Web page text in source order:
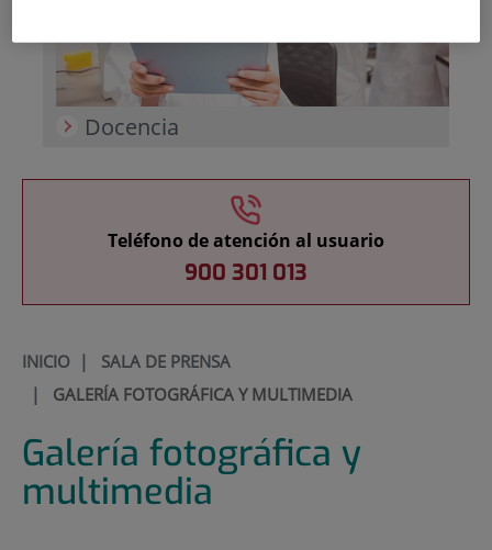
Docencia
Teléfono de atención al usuario
900 301 013
INICIO| SALA DE PRENSA
| GALERÍA FOTOGRÁFICA Y MULTIMEDIA
Galería fotográfica y
multimedia